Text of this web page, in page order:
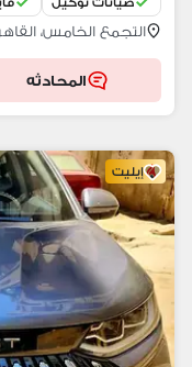
التجمع الخامس،
المحادثه
إيليت